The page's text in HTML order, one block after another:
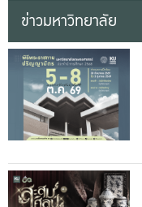
ข่าวมหาวิทยาลัย